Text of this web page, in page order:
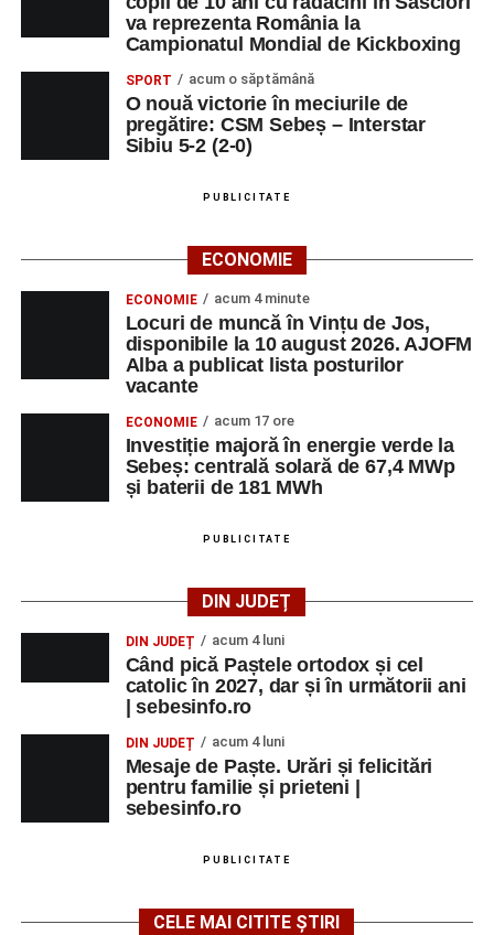
va reprezenta România la
Campionatul Mondial de Kickboxing
SPORT acum o săptămână
O nouă victorie în meciurile de
pregătire: CSM Sebeș – Interstar
Sibiu 5-2 (2-0)
PUBLICITATE
ECONOMIE
ECONOMIE acum 4 minute
Locuri de muncă în Vințu de Jos,
disponibile la 10 august 2026. AJOFM
Alba a publicat lista posturilor
vacante
ECONOMIE acum 17 ore
Investiție majoră în energie verde la
Sebeș: centrală solară de 67,4 MWp
și baterii de 181 MWh
PUBLICITATE
DIN JUDEȚ
DIN JUDEȚ acum 4 luni
Când pică Paștele ortodox și cel
catolic în 2027, dar și în următorii ani
| sebesinfo.ro
DIN JUDEȚ acum 4 luni
Mesaje de Paște. Urări și felicitări
pentru familie și prieteni |
sebesinfo.ro
PUBLICITATE
CELE MAI CITITE ȘTIRI